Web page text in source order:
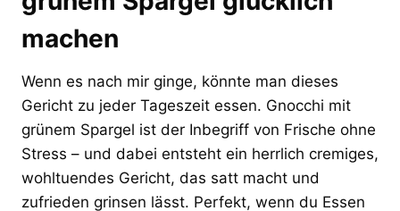
machen
Wenn es nach mir ginge, könnte man dieses
Gericht zu jeder Tageszeit essen. Gnocchi mit
grünem Spargel ist der Inbegriff von Frische ohne
Stress – und dabei entsteht ein herrlich cremiges,
wohltuendes Gericht, das satt macht und
zufrieden grinsen lässt. Perfekt, wenn du Essen